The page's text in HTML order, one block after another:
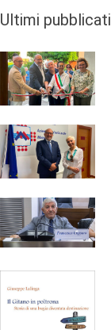
Ultimi pubblicati